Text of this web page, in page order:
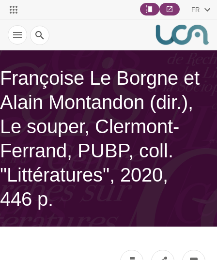
FR
Recherche
Françoise Le Borgne et
Alain Montandon (dir.),
Le souper, Clermont-
Ferrand, PUBP, coll.
"Littératures", 2020,
446 p.